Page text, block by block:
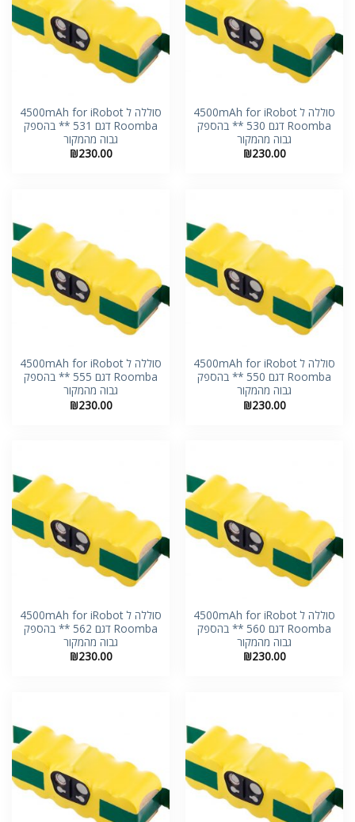
סוללה ל 4500mAh for iRobot
Roomba דגם 530 ** בהספק
גבוה מהמקור
₪230.00
סוללה ל 4500mAh for iRobot
Roomba דגם 531 ** בהספק
גבוה מהמקור
₪230.00
סוללה ל 4500mAh for iRobot
Roomba דגם 550 ** בהספק
גבוה מהמקור
₪230.00
סוללה ל 4500mAh for iRobot
Roomba דגם 555 ** בהספק
גבוה מהמקור
₪230.00
סוללה ל 4500mAh for iRobot
Roomba דגם 560 ** בהספק
גבוה מהמקור
₪230.00
סוללה ל 4500mAh for iRobot
Roomba דגם 562 ** בהספק
גבוה מהמקור
₪230.00